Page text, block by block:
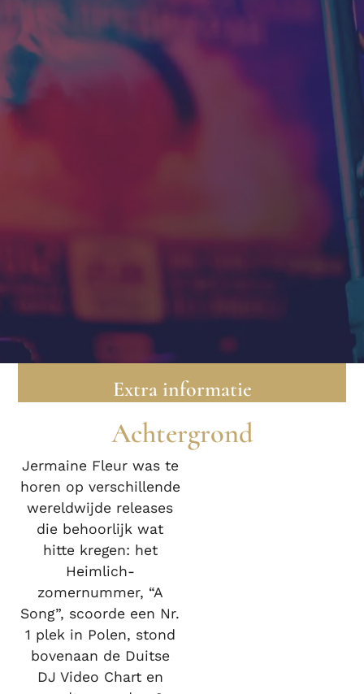
Extra informatie
Achtergrond
Jermaine Fleur was te
horen op verschillende
wereldwijde releases
die behoorlijk wat
hitte kregen: het
Heimlich-
zomernummer, “A
Song”, scoorde een Nr.
1 plek in Polen, stond
bovenaan de Duitse
DJ Video Chart en